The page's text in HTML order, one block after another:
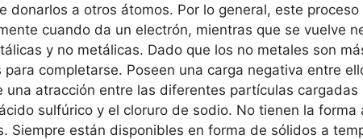
donarlos a otros átomos. Por lo general, este
cuando da un electrón, mientras que se vuelve
y no metálicas. Dado que los no metales son
para completarse. Poseen una carga negativa entre
una atracción entre las diferentes partículas
sulfúrico y el cloruro de sodio. No tienen la
Siempre están disponibles en forma de sólidos a